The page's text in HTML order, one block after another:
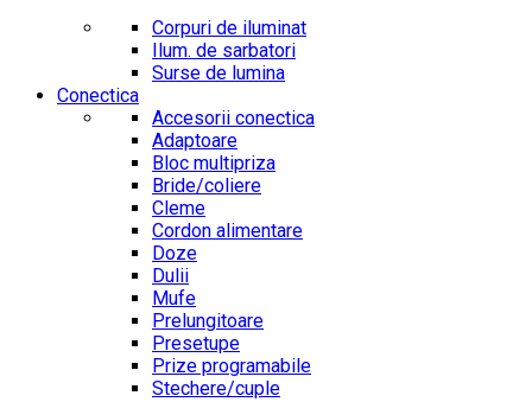
Corpuri de iluminat
Ilum. de sarbatori
Surse de lumina
Conectica
Accesorii conectica
Adaptoare
Bloc multipriza
Bride/coliere
Cleme
Cordon alimentare
Doze
Dulii
Mufe
Prelungitoare
Presetupe
Prize programabile
Stechere/cuple